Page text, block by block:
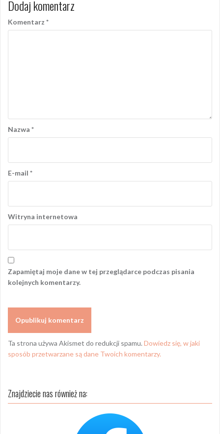
Dodaj komentarz
Komentarz *
Nazwa *
E-mail *
Witryna internetowa
Zapamiętaj moje dane w tej przeglądarce podczas pisania
kolejnych komentarzy.
Ta strona używa Akismet do redukcji spamu.Dowiedz się, w jaki
sposób przetwarzane są dane Twoich komentarzy.
Znajdziecie nas również na: